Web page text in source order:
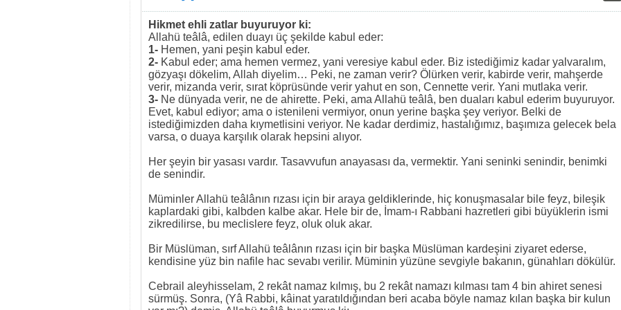
Hikmet ehli zatlar buyuruyor ki:
Allahü teâlâ, edilen duayı üç şekilde kabul eder:
1- Hemen, yani peşin kabul eder.
2- Kabul eder; ama hemen vermez, yani veresiye kabul eder. Biz istediğimiz kadar yalvaralım,
gözyaşı dökelim, Allah diyelim… Peki, ne zaman verir? Ölürken verir, kabirde verir, mahşerde
verir, mizanda verir, sırat köprüsünde verir yahut en son, Cennette verir. Yani mutlaka verir.
3- Ne dünyada verir, ne de ahirette. Peki, ama Allahü teâlâ, ben duaları kabul ederim buyuruyor.
Evet, kabul ediyor; ama o istenileni vermiyor, onun yerine başka şey veriyor. Belki de
istediğimizden daha kıymetlisini veriyor. Ne kadar derdimiz, hastalığımız, başımıza gelecek bela
varsa, o duaya karşılık olarak hepsini alıyor.
Her şeyin bir yasası vardır. Tasavvufun anayasası da, vermektir. Yani seninki senindir, benimki
de senindir.
Müminler Allahü teâlânın rızası için bir araya geldiklerinde, hiç konuşmasalar bile feyz, bileşik
kaplardaki gibi, kalbden kalbe akar. Hele bir de, İmam-ı Rabbani hazretleri gibi büyüklerin ismi
zikredilirse, bu meclislere feyz, oluk oluk akar.
Bir Müslüman, sırf Allahü teâlânın rızası için bir başka Müslüman kardeşini ziyaret ederse,
kendisine yüz bin nafile hac sevabı verilir. Müminin yüzüne sevgiyle bakanın, günahları dökülür.
Cebrail aleyhisselam, 2 rekât namaz kılmış, bu 2 rekât namazı kılması tam 4 bin ahiret senesi
sürmüş. Sonra, (Yâ Rabbi, kâinat yaratıldığından beri acaba böyle namaz kılan başka bir kulun